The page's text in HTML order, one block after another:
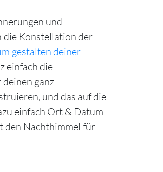
und
die Konstellation der
gestalten deiner
einfach die
ganz
und das auf die
einfach Ort & Datum
den Nachthimmel für